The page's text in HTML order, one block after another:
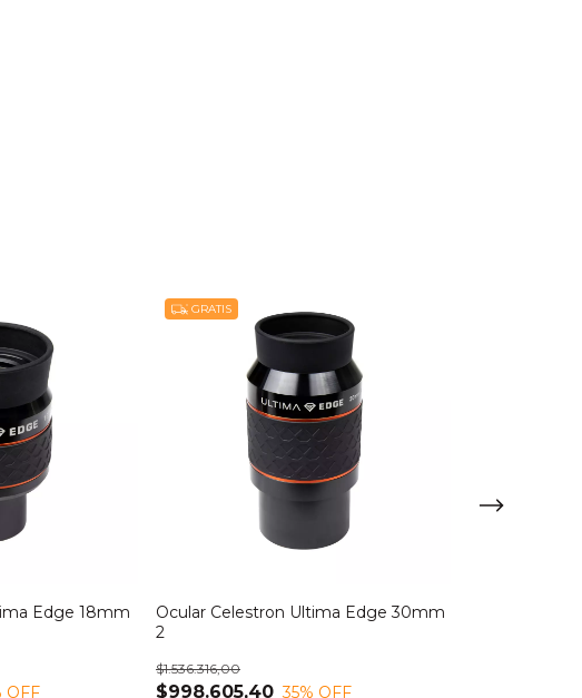
Edge 18mm
OFF
GRATIS
Ocular Celestron Ultima Edge 30mm
2
$998.605,40
$1.536.316,00
35% OFF